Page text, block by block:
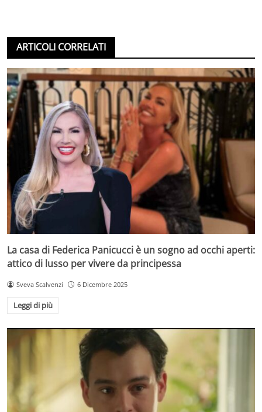
ARTICOLI CORRELATI
La casa di Federica Panicucci è un sogno ad occhi aperti:
attico di lusso per vivere da principessa
Sveva Scalvenzi 6 Dicembre 2025
Leggi di più